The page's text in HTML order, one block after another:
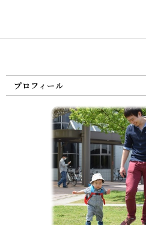
プロフィール